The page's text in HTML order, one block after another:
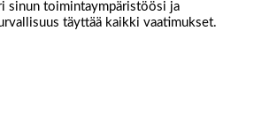
sinun toimintaympäristöösi ja
täyttää kaikki vaatimukset.